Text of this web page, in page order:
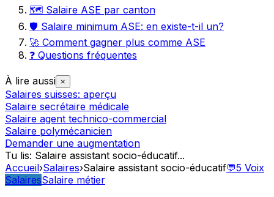
🗺️ Salaire ASE par canton
🛡️ Salaire minimum ASE: en existe-t-il un?
🚀 Comment gagner plus comme ASE
❓ Questions fréquentes
À lire aussi ×
Salaires suisses: aperçu
Salaire secrétaire médicale
Salaire agent technico-commercial
Salaire polymécanicien
Demander une augmentation
Tu lis: Salaire assistant socio-éducatif...
Accueil›Salaires›Salaire assistant socio-éducatif💬5 Voix
SalairesSalaire métier